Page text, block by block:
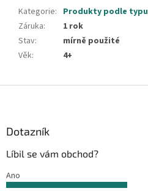
Kategorie: Produkty podle typu
Záruka:
1 rok
Stav:
mírně použité
Věk: 4+
Dotazník
Líbil se vám obchod?
Ano